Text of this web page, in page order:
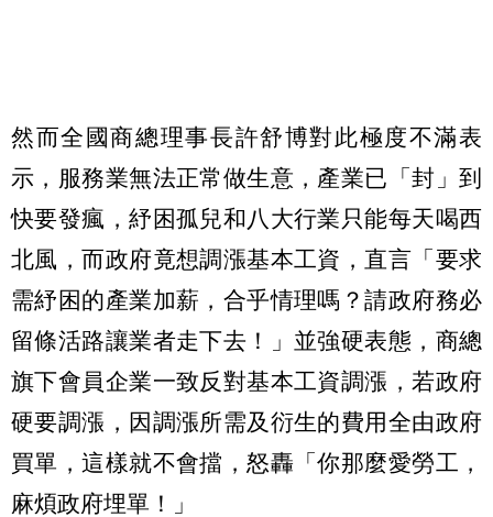
然而全國商總理事長許舒博對此極度不滿表
示，服務業無法正常做生意，產業已「封」到
快要發瘋，紓困孤兒和八大行業只能每天喝西
北風，而政府竟想調漲基本工資，直言「要求
需紓困的產業加薪，合乎情理嗎？請政府務必
留條活路讓業者走下去！」並強硬表態，商總
旗下會員企業一致反對基本工資調漲，若政府
硬要調漲，因調漲所需及衍生的費用全由政府
買單，這樣就不會擋，怒轟「你那麼愛勞工，
麻煩政府埋單！」